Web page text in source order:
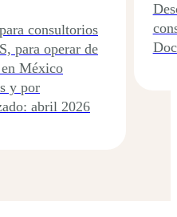
consultorios
para operar de
México
y por
abril 2026